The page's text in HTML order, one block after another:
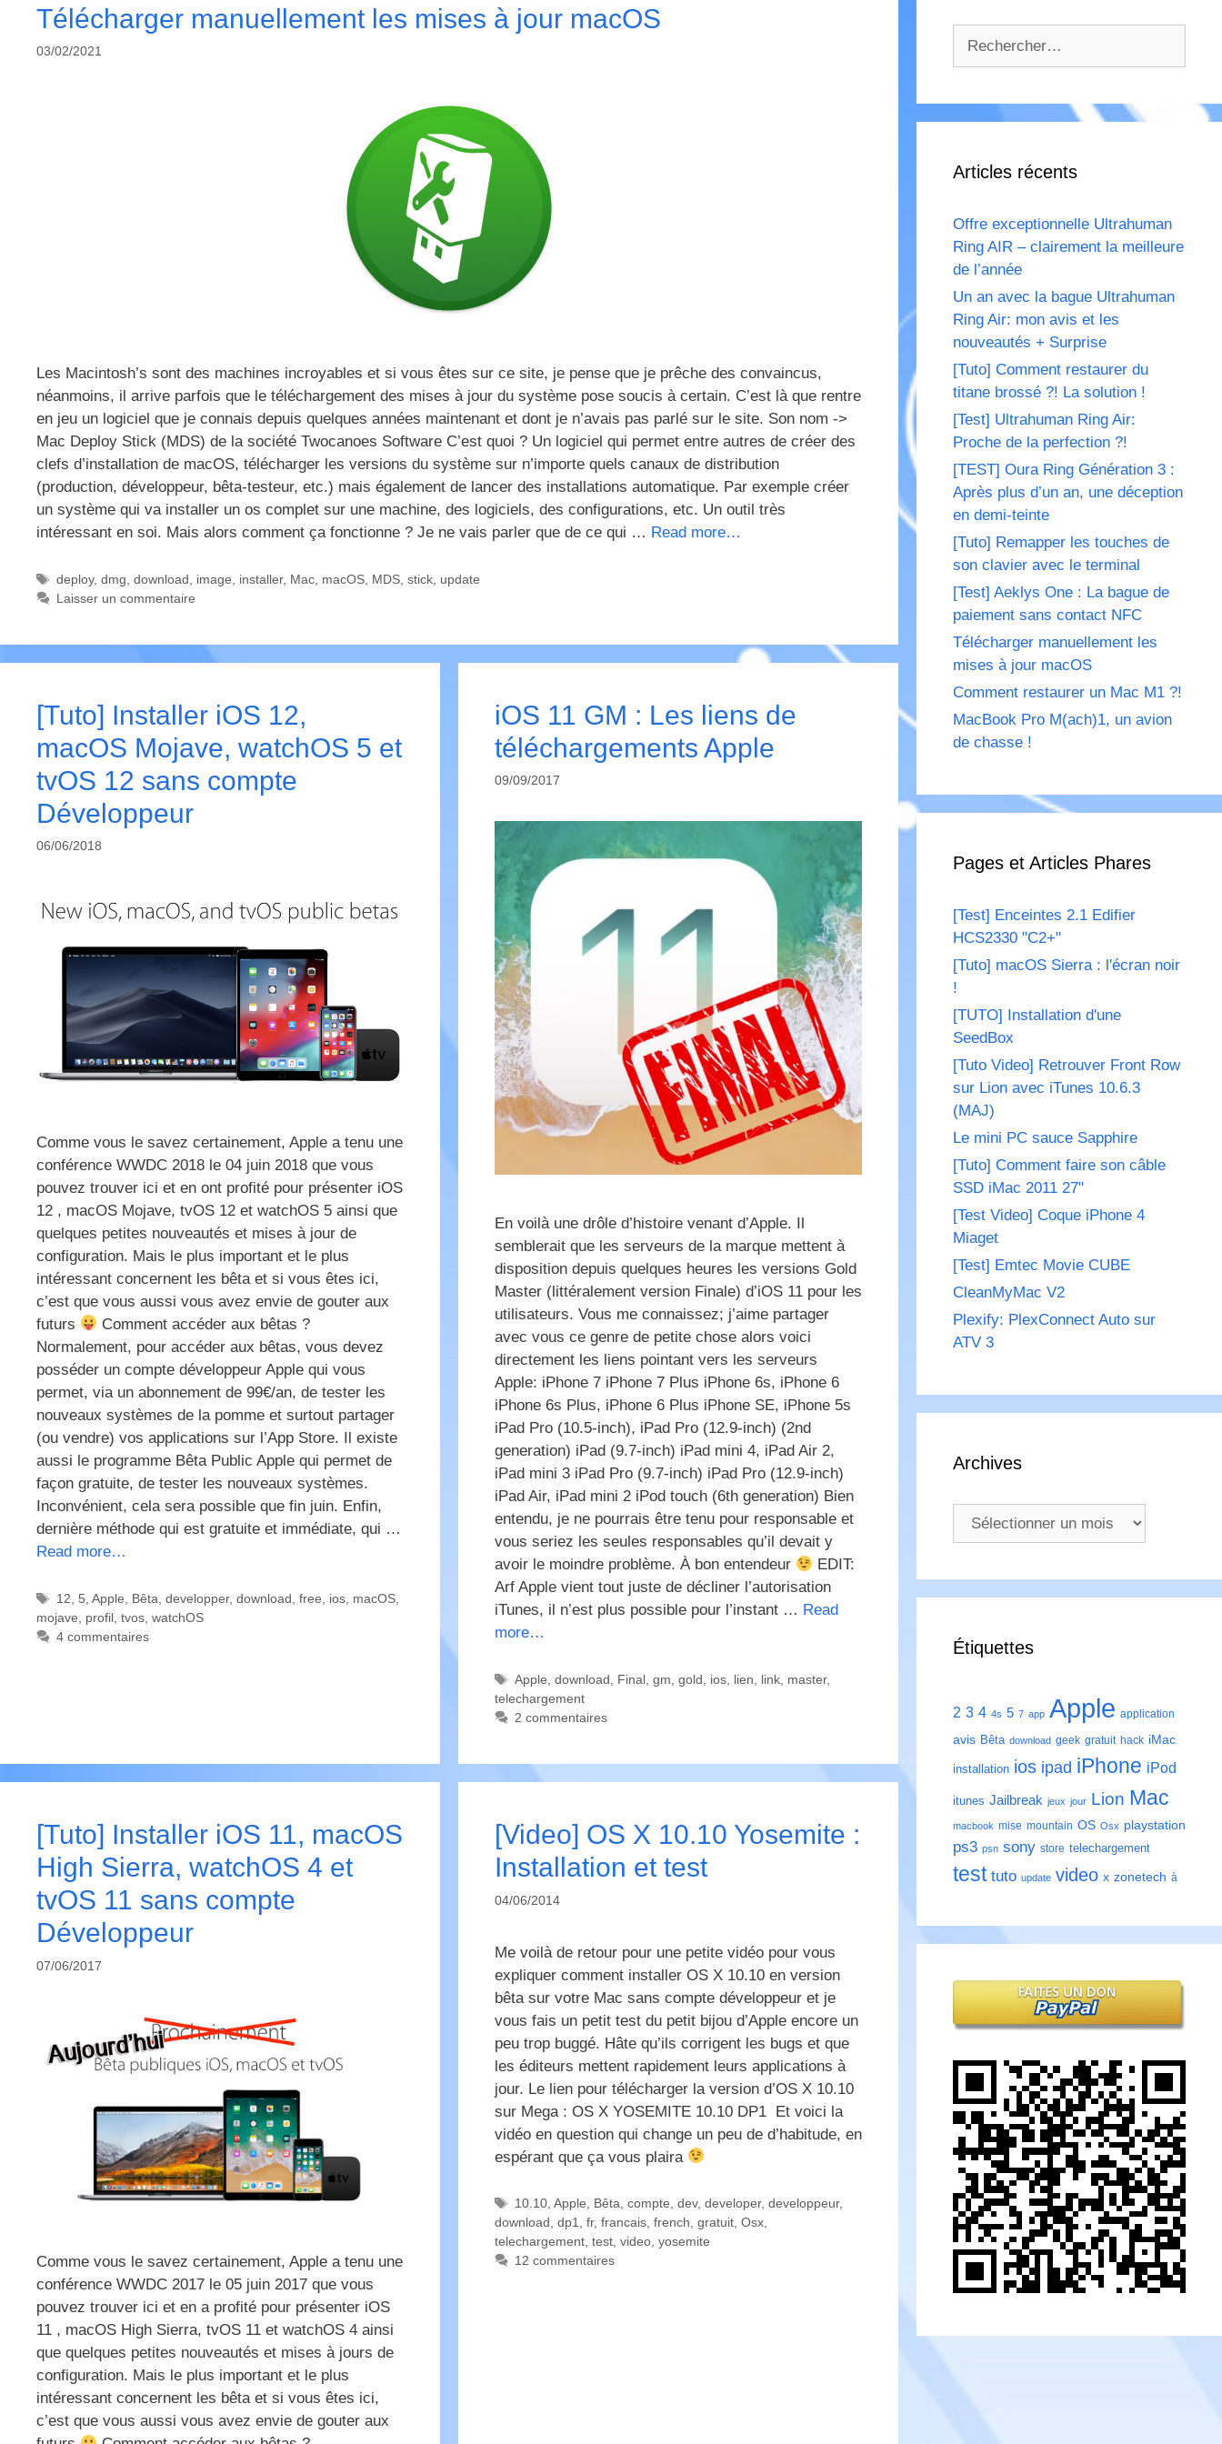
Télécharger manuellement les mises à jour macOS
03/02/2021
Les Macintosh’s sont des machines incroyables et si vous êtes sur ce site, je pense que je prêche des convaincus,
néanmoins, il arrive parfois que le téléchargement des mises à jour du système pose soucis à certain. C’est là que rentre
en jeu un logiciel que je connais depuis quelques années maintenant et dont je n’avais pas parlé sur le site. Son nom ->
Mac Deploy Stick (MDS) de la société Twocanoes Software C’est quoi ? Un logiciel qui permet entre autres de créer des
clefs d’installation de macOS, télécharger les versions du système sur n’importe quels canaux de distribution
(production, développeur, bêta-testeur, etc.) mais également de lancer des installations automatique. Par exemple créer
un système qui va installer un os complet sur une machine, des logiciels, des configurations, etc. Un outil très
intéressant en soi. Mais alors comment ça fonctionne ? Je ne vais parler que de ce qui … Read more…
Étiquettes
deploy, dmg, download, image, installer, Mac, macOS, MDS, stick, update
Laisser un commentaire
[Tuto] Installer iOS 12,
macOS Mojave, watchOS 5 et
tvOS 12 sans compte
Développeur
06/06/2018
Comme vous le savez certainement, Apple a tenu une
conférence WWDC 2018 le 04 juin 2018 que vous
pouvez trouver ici et en ont profité pour présenter iOS
12 , macOS Mojave, tvOS 12 et watchOS 5 ainsi que
quelques petites nouveautés et mises à jour de
configuration. Mais le plus important et le plus
intéressant concernent les bêta et si vous êtes ici,
c’est que vous aussi vous avez envie de gouter aux
futurs
Comment accéder aux bêtas ?
Normalement, pour accéder aux bêtas, vous devez
posséder un compte développeur Apple qui vous
permet, via un abonnement de 99€/an, de tester les
nouveaux systèmes de la pomme et surtout partager
(ou vendre) vos applications sur l’App Store. Il existe
aussi le programme Bêta Public Apple qui permet de
façon gratuite, de tester les nouveaux systèmes.
Inconvénient, cela sera possible que fin juin. Enfin,
dernière méthode qui est gratuite et immédiate, qui …
Read more…
Étiquettes
12 5 Apple Bêta developper, download free ios, macOS,
mojave
profil tvos watchOS
4 commentaires
iOS 11 GM : Les liens de
téléchargements Apple
09/09/2017
En voilà une drôle d’histoire venant d’Apple. Il
semblerait que les serveurs de la marque mettent à
disposition depuis quelques heures les versions Gold
Master (littéralement version Finale) d’iOS 11 pour les
utilisateurs. Vous me connaissez; j’aime partager
avec vous ce genre de petite chose alors voici
directement les liens pointant vers les serveurs
Apple: iPhone 7 iPhone 7 Plus iPhone 6s, iPhone 6
iPhone 6s Plus, iPhone 6 Plus iPhone SE, iPhone 5s
iPad Pro (10.5-inch), iPad Pro (12.9-inch) (2nd
generation) iPad (9.7-inch) iPad mini 4, iPad Air 2,
iPad mini 3 iPad Pro (9.7‑inch) iPad Pro (12.9‑inch)
iPad Air, iPad mini 2 iPod touch (6th generation) Bien
entendu, je ne pourrais être tenu pour responsable et
vous seriez les seules responsables qu’il devait y
avoir le moindre problème. À bon entendeur
EDIT:
Arf Apple vient tout juste de décliner l’autorisation
iTunes, il n’est plus possible pour l’instant … Read
more…
Étiquettes
Apple, download, Final, gm, gold, ios, lien, link, master,
telechargement
2 commentaires
[Tuto] Installer iOS 11, macOS
High Sierra, watchOS 4 et
tvOS 11 sans compte
Développeur
07/06/2017
Comme vous le savez certainement, Apple a tenu une
conférence WWDC 2017 le 05 juin 2017 que vous
pouvez trouver ici et en a profité pour présenter iOS
11 , macOS High Sierra, tvOS 11 et watchOS 4 ainsi
que quelques petites nouveautés et mises à jours de
configuration. Mais le plus important et le plus
intéressant concernent les bêta et si vous êtes ici,
c’est que vous aussi vous avez envie de gouter aux
[Video] OS X 10.10 Yosemite :
Installation et test
04/06/2014
Me voilà de retour pour une petite vidéo pour vous
expliquer comment installer OS X 10.10 en version
bêta sur votre Mac sans compte développeur et je
vous fais un petit test du petit bijou d’Apple encore un
peu trop buggé. Hâte qu’ils corrigent les bugs et que
les éditeurs mettent rapidement leurs applications à
jour. Le lien pour télécharger la version d’OS X 10.10
sur Mega : OS X YOSEMITE 10.10 DP1 Et voici la
vidéo en question qui change un peu de d’habitude, en
espérant que ça vous plaira
Étiquettes
10.10, Apple, Bêta, compte, dev, developer, developpeur,
download, dp1, fr, francais, french, gratuit, Osx,
telechargement, test, video, yosemite
12 commentaires
Articles récents
Offre exceptionnelle Ultrahuman
Ring AIR – clairement la meilleure
de l’année
Un an avec la bague Ultrahuman
Ring Air: mon avis et les
nouveautés + Surprise
[Tuto] Comment restaurer du
titane brossé ?! La solution !
[Test] Ultrahuman Ring Air:
Proche de la perfection ?!
[TEST] Oura Ring Génération 3 :
Après plus d’un an, une déception
en demi-teinte
[Tuto] Remapper les touches de
son clavier avec le terminal
[Test] Aeklys One : La bague de
paiement sans contact NFC
Télécharger manuellement les
mises à jour macOS
Comment restaurer un Mac M1 ?!
MacBook Pro M(ach)1, un avion
de chasse !
Pages et Articles Phares
[Test] Enceintes 2.1 Edifier
HCS2330 "C2+"
[Tuto] macOS Sierra : l'écran noir
!
[TUTO] Installation d'une
SeedBox
[Tuto Video] Retrouver Front Row
sur Lion avec iTunes 10.6.3
(MAJ)
Le mini PC sauce Sapphire
[Tuto] Comment faire son câble
SSD iMac 2011 27"
[Test Video] Coque iPhone 4
Miaget
[Test] Emtec Movie CUBE
CleanMyMac V2
Plexify: PlexConnect Auto sur
ATV 3
Archives
Archives
Étiquettes
2 3 4 4s 5 7 app Apple application
avis Bêta download geek gratuit hack iMac
installation ios ipad iPhone iPod
itunes Jailbreak jeux jour Lion Mac
macbook mise mountain OS Osx playstation
ps3 psn sony store telechargement
test tuto update video x zonetech à